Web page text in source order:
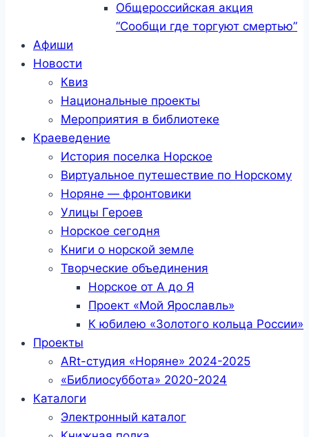
Общероссийская акция
“Сообщи где торгуют смертью”
Афиши
Новости
Квиз
Национальные проекты
Мероприятия в библиотеке
Краеведение
История поселка Норское
Виртуальное путешествие по Норскому
Норяне — фронтовики
Улицы Героев
Норское сегодня
Книги о норской земле
Творческие объединения
Норское от А до Я
Проект «Мой Ярославль»
К юбилею «Золотого кольца России»
Проекты
ARt-студия «Норяне» 2024-2025
«Библиосуббота» 2020-2024
Каталоги
Электронный каталог